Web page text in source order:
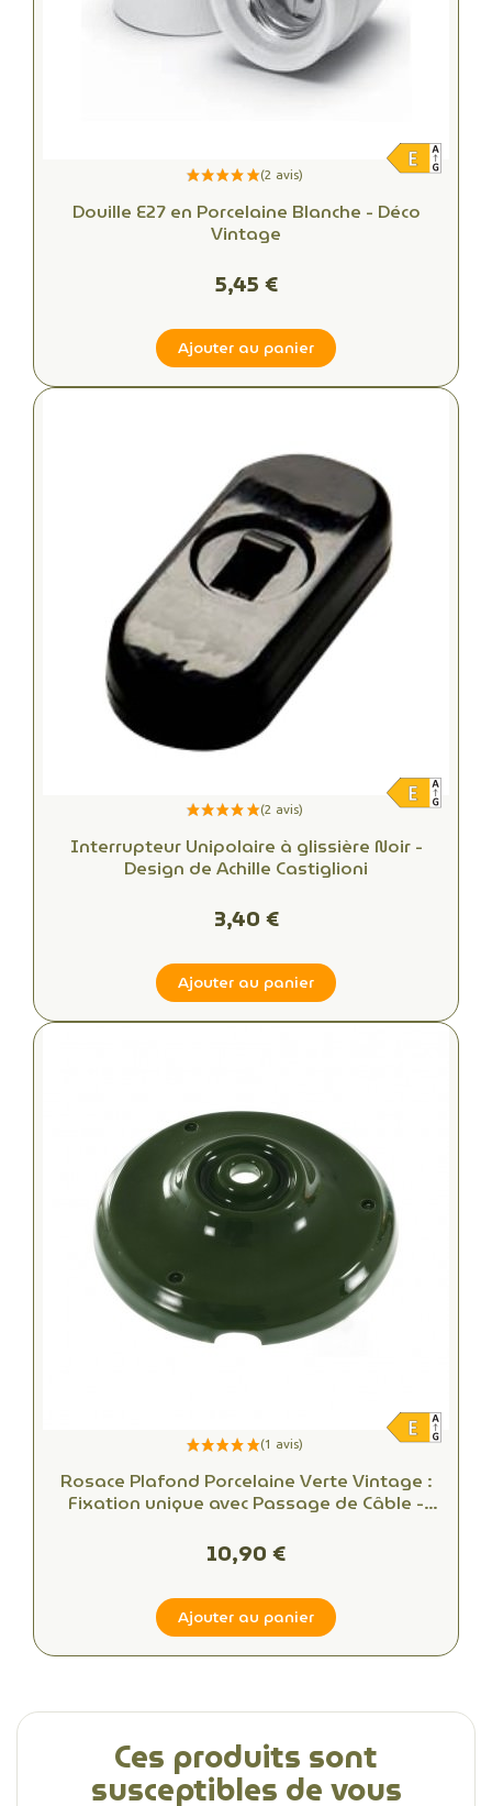
Douille E27 en Porcelaine Blanche - Déco
Vintage
5,45 €
Ajouter au panier
Interrupteur Unipolaire à glissière Noir -
Design de Achille Castiglioni
3,40 €
Ajouter au panier
Rosace Plafond Porcelaine Verte Vintage :
Fixation unique avec Passage de Câble -
10,90 €
Ajouter au panier
Ces produits sont
susceptibles de vous